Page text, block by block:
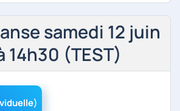
samedi 12 juin
14h30 (TEST)
)